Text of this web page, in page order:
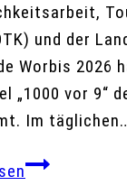
und der
Worbis 2026
„1000 vor 9“
Im
LGS